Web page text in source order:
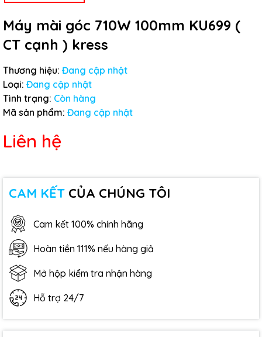
Máy mài góc 710W 100mm KU699 (
CT cạnh ) kress
Thương hiệu: Đang cập nhật
Loại: Đang cập nhật
Tình trạng: Còn hàng
Mã sản phẩm: Đang cập nhật
Liên hệ
CAM KẾT CỦA CHÚNG TÔI
Cam kết 100% chính hãng
Hoàn tiền 111% nếu hàng giả
Mở hộp kiểm tra nhận hàng
Hỗ trợ 24/7